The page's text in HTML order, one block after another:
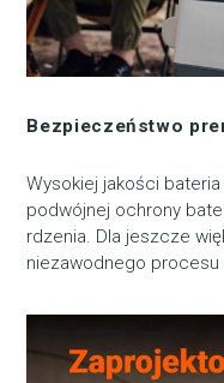
Bezpieczeństwo
Wysokiej jakości
podwójnej ochrony
rdzenia. Dla jeszcze
niezawodnego procesu